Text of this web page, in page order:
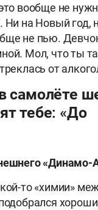
вообще не
Ни на Новый год,
не пью.
Мол, что ты
от
самолёте
тебе: «До
«Динамо-
то «химии»